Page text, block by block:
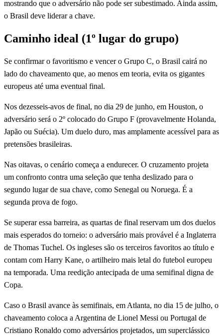
mostrando que o adversário não pode ser subestimado. Ainda assim,
o Brasil deve liderar a chave.
Caminho ideal (1º lugar do grupo)
Se confirmar o favoritismo e vencer o Grupo C, o Brasil cairá no
lado do chaveamento que, ao menos em teoria, evita os gigantes
europeus até uma eventual final.
Nos dezesseis-avos de final, no dia 29 de junho, em Houston, o
adversário será o 2º colocado do Grupo F (provavelmente Holanda,
Japão ou Suécia). Um duelo duro, mas amplamente acessível para as
pretensões brasileiras.
Nas oitavas, o cenário começa a endurecer. O cruzamento projeta
um confronto contra uma seleção que tenha deslizado para o
segundo lugar de sua chave, como Senegal ou Noruega. É a
segunda prova de fogo.
Se superar essa barreira, as quartas de final reservam um dos duelos
mais esperados do torneio: o adversário mais provável é a Inglaterra
de Thomas Tuchel. Os ingleses são os terceiros favoritos ao título e
contam com Harry Kane, o artilheiro mais letal do futebol europeu
na temporada. Uma reedição antecipada de uma semifinal digna de
Copa.
Caso o Brasil avance às semifinais, em Atlanta, no dia 15 de julho, o
chaveamento coloca a Argentina de Lionel Messi ou Portugal de
Cristiano Ronaldo como adversários projetados, um superclássico